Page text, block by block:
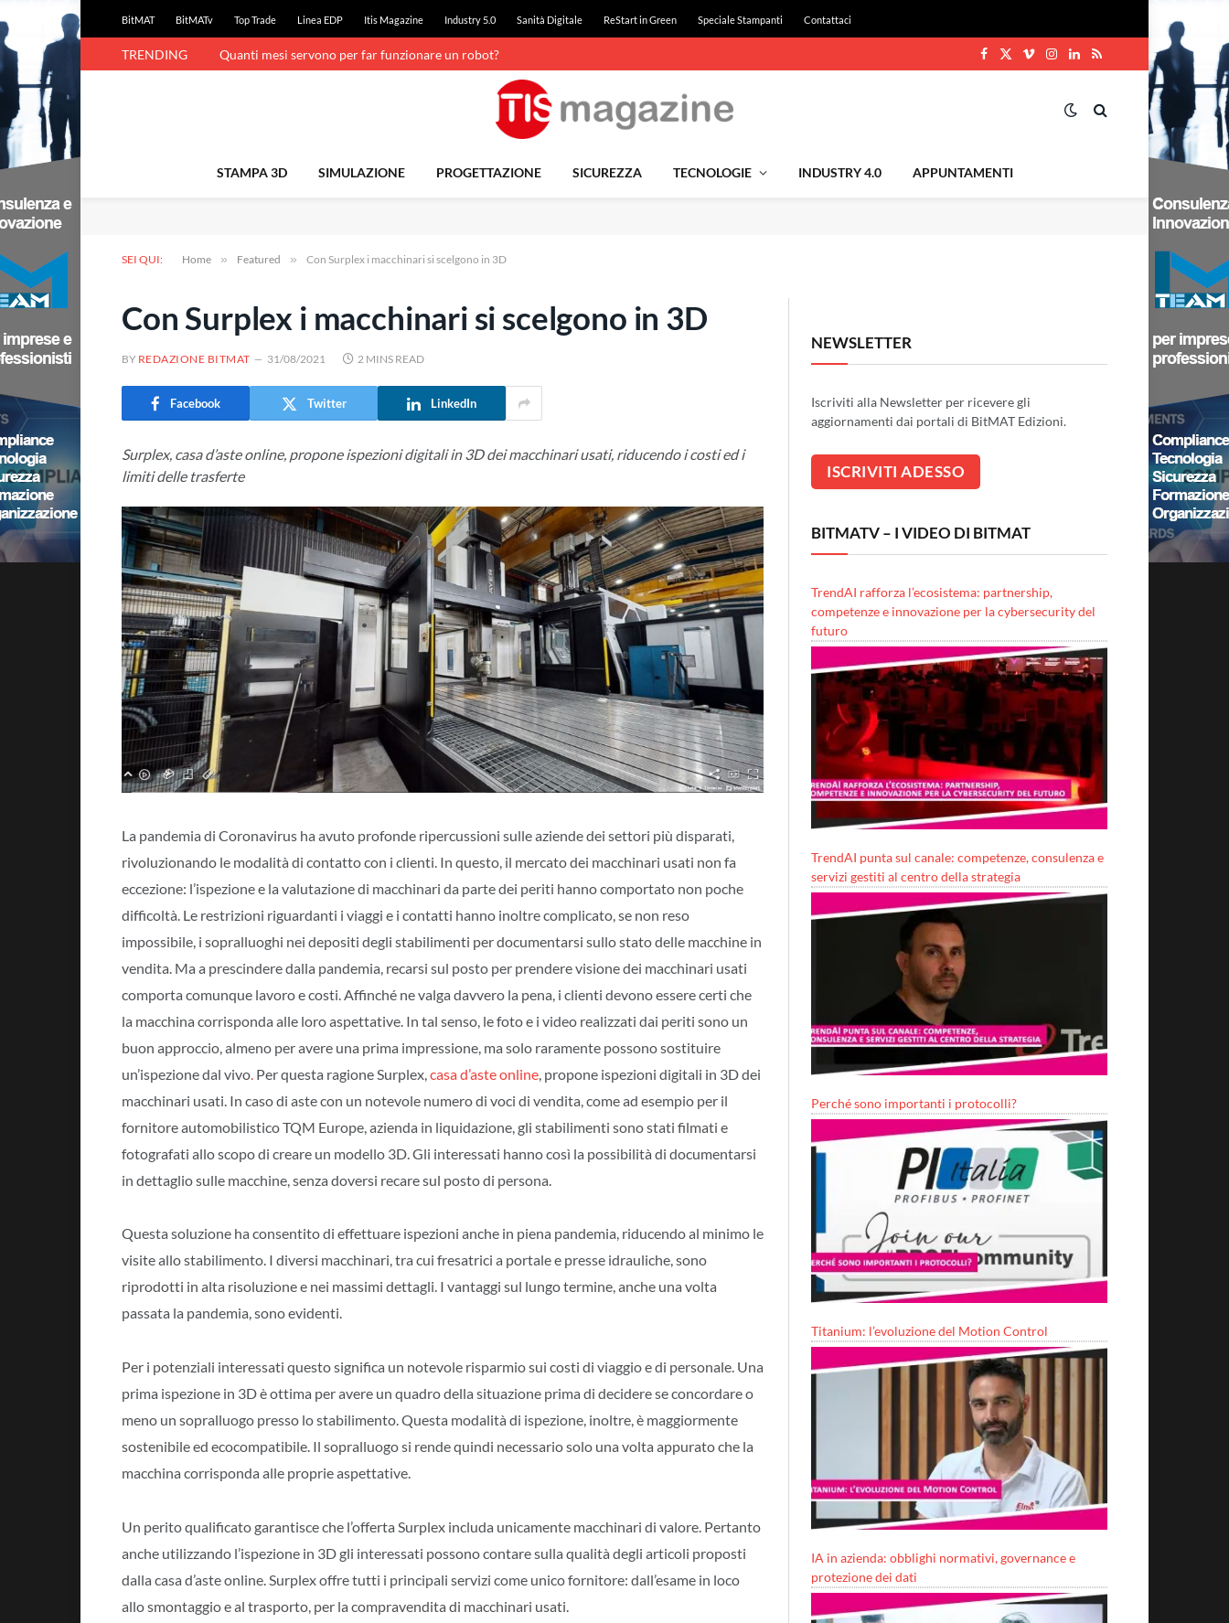
BitMAT BitMATv Top Trade Linea EDP Itis Magazine Industry 5.0 Sanità Digitale ReStart in Green Speciale Stampanti Contattaci
TRENDING Quanti mesi servono per far funzionare un robot?
Facebook
X
VimeoInstagram
LinkedIn
RSS
STAMPA 3D SIMULAZIONE PROGETTAZIONE SICUREZZA TECNOLOGIE INDUSTRY 4.0 APPUNTAMENTI
SEI QUI: Home » Featured » Con Surplex i macchinari si scelgono in 3D
Con Surplex i macchinari si scelgono in 3D
BY REDAZIONE BITMAT 31/08/2021 2 MINS READ
Facebook Twitter LinkedIn
Surplex, casa d’aste online, propone ispezioni digitali in 3D dei macchinari usati, riducendo i costi ed i
limiti delle trasferte
La pandemia di Coronavirus ha avuto profonde ripercussioni sulle aziende dei settori più disparati,
rivoluzionando le modalità di contatto con i clienti. In questo, il mercato dei macchinari usati non fa
eccezione: l’ispezione e la valutazione di macchinari da parte dei periti hanno comportato non poche
difficoltà. Le restrizioni riguardanti i viaggi e i contatti hanno inoltre complicato, se non reso
impossibile, i sopralluoghi nei depositi degli stabilimenti per documentarsi sullo stato delle macchine in
vendita. Ma a prescindere dalla pandemia, recarsi sul posto per prendere visione dei macchinari usati
comporta comunque lavoro e costi. Affinché ne valga davvero la pena, i clienti devono essere certi che
la macchina corrisponda alle loro aspettative. In tal senso, le foto e i video realizzati dai periti sono un
buon approccio, almeno per avere una prima impressione, ma solo raramente possono sostituire
un’ispezione dal vivo Per questa ragione Surplex, casa d’aste online , propone ispezioni digitali in 3D dei
macchinari usati. In caso di aste con un notevole numero di voci di vendita, come ad esempio per il
fornitore automobilistico TQM Europe, azienda in liquidazione, gli stabilimenti sono stati filmati e
fotografati allo scopo di creare un modello 3D. Gli interessati hanno così la possibilità di documentarsi
in dettaglio sulle macchine, senza doversi recare sul posto di persona.
Questa soluzione ha consentito di effettuare ispezioni anche in piena pandemia, riducendo al minimo le
visite allo stabilimento. I diversi macchinari, tra cui fresatrici a portale e presse idrauliche, sono
riprodotti in alta risoluzione e nei massimi dettagli. I vantaggi sul lungo termine, anche una volta
passata la pandemia, sono evidenti.
Per i potenziali interessati questo significa un notevole risparmio sui costi di viaggio e di personale. Una
prima ispezione in 3D è ottima per avere un quadro della situazione prima di decidere se concordare o
meno un sopralluogo presso lo stabilimento. Questa modalità di ispezione, inoltre, è maggiormente
sostenibile ed ecocompatibile. Il sopralluogo si rende quindi necessario solo una volta appurato che la
macchina corrisponda alle proprie aspettative.
Un perito qualificato garantisce che l’offerta Surplex includa unicamente macchinari di valore. Pertanto
anche utilizzando l’ispezione in 3D gli interessati possono contare sulla qualità degli articoli proposti
dalla casa d’aste online. Surplex offre tutti i principali servizi come unico fornitore: dall’esame in loco
allo smontaggio e al trasporto, per la compravendita di macchinari usati.
NEWSLETTER
Iscriviti alla Newsletter per ricevere gli
aggiornamenti dai portali di BitMAT Edizioni.
BITMATV – I VIDEO DI BITMAT
TrendAI rafforza l’ecosistema: partnership,
competenze e innovazione per la cybersecurity del
futuro
TrendAI punta sul canale: competenze, consulenza e
servizi gestiti al centro della strategia
Perché sono importanti i protocolli?
Titanium: l’evoluzione del Motion Control
IA in azienda: obblighi normativi, governance e
protezione dei dati